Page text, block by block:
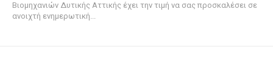
Βιομηχανιών Δυτικής Αττικής έχει την τιμή να σας προσκαλέσει σε
ανοιχτή ενημερωτική...